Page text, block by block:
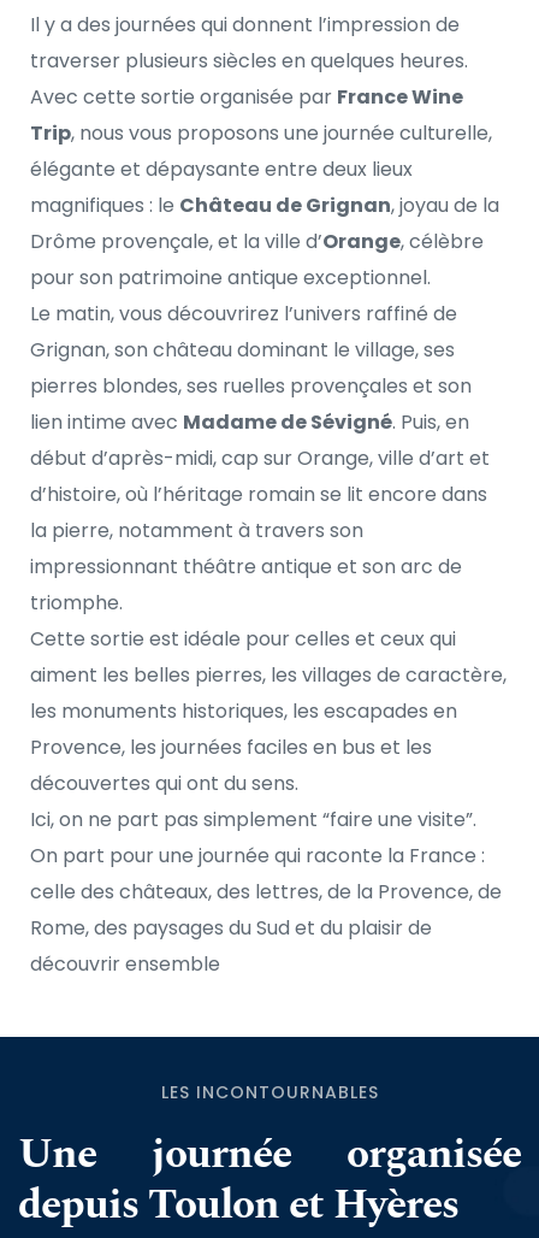
Il y a des journées qui donnent l’impression de
traverser plusieurs siècles en quelques heures.
Avec cette sortie organisée par France Wine
Trip, nous vous proposons une journée culturelle,
élégante et dépaysante entre deux lieux
magnifiques : le Château de Grignan, joyau de la
Drôme provençale, et la ville d’Orange, célèbre
pour son patrimoine antique exceptionnel.
Le matin, vous découvrirez l’univers raffiné de
Grignan, son château dominant le village, ses
pierres blondes, ses ruelles provençales et son
lien intime avec Madame de Sévigné. Puis, en
début d’après-midi, cap sur Orange, ville d’art et
d’histoire, où l’héritage romain se lit encore dans
la pierre, notamment à travers son
impressionnant théâtre antique et son arc de
triomphe.
Cette sortie est idéale pour celles et ceux qui
aiment les belles pierres, les villages de caractère,
les monuments historiques, les escapades en
Provence, les journées faciles en bus et les
découvertes qui ont du sens.
Ici, on ne part pas simplement “faire une visite”.
On part pour une journée qui raconte la France :
celle des châteaux, des lettres, de la Provence, de
Rome, des paysages du Sud et du plaisir de
découvrir ensemble
LES INCONTOURNABLES
Une journée organisée
depuis Toulon et Hyères